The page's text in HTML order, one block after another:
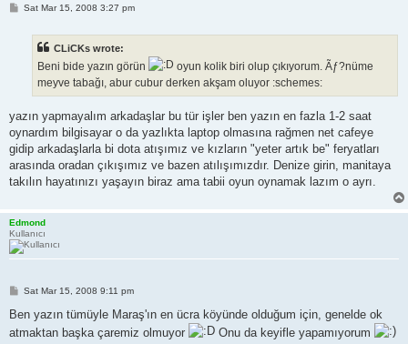
PSat Mar 15, 2008 3:27 pm
CLiCKs wrote:
Beni bide yazın görün
oyun kolik biri olup çıkıyorum. Ãƒ?nüme
meyve tabağı, abur cubur derken akşam oluyor :schemes:
yazın yapmayalım arkadaşlar bu tür işler ben yazın en fazla 1-2 saat
oynardım bilgisayar o da yazlıkta laptop olmasına rağmen net cafeye
gidip arkadaşlarla bi dota atışımız ve kızların "yeter artık be" feryatları
arasında oradan çıkışımız ve bazen atılışımızdır. Denize girin, manitaya
takılın hayatınızı yaşayın biraz ama tabii oyun oynamak lazım o ayrı.
Edmond
Kullanıcı
P
s
Sat Mar 15, 2008 9:11 pm
Ben yazın tümüyle Maraş'ın en ücra köyünde olduğum için, genelde ok
atmaktan başka çaremiz olmuyor
Onu da keyifle yapamıyorum